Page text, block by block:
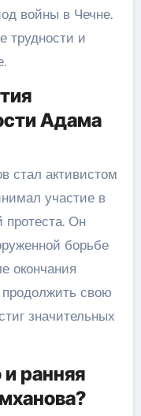
войны в Чечне.
трудности и
Адама
стал активистом
участие в
протеста. Он
борьбе
окончания
свою
значительных
ранняя